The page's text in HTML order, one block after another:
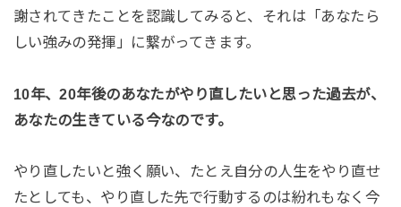
謝されてきたことを認識してみると、それは「あなたら
しい強みの発揮」に繋がってきます。
10年、20年後のあなたがやり直したいと思った過去が、
あなたの生きている今なのです。
やり直したいと強く願い、たとえ自分の人生をやり直せ
たとしても、やり直した先で行動するのは紛れもなく今